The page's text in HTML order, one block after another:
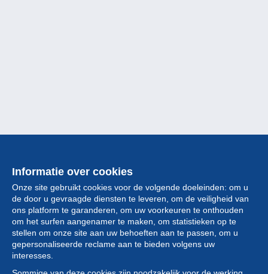
Informatie over cookies
Onze site gebruikt cookies voor de volgende doeleinden: om u
de door u gevraagde diensten te leveren, om de veiligheid van
ons platform te garanderen, om uw voorkeuren te onthouden
om het surfen aangenamer te maken, om statistieken op te
stellen om onze site aan uw behoeften aan te passen, om u
gepersonaliseerde reclame aan te bieden volgens uw
interesses.
Collectie